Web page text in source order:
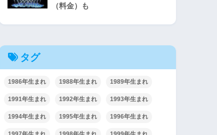
（料金）も
タグ
1986年生まれ 1988年生まれ 1989年生まれ
1991年生まれ 1992年生まれ 1993年生まれ
1994年生まれ 1995年生まれ 1996年生まれ